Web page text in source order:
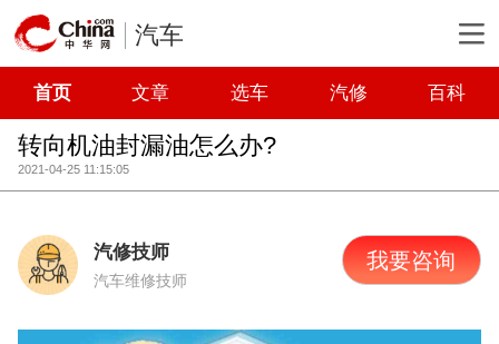
汽车
首页 文章 选车 汽修 百科
转向机油封漏油怎么办?
2021-04-25 11:15:05
汽修技师
汽车维修技师
我要咨询